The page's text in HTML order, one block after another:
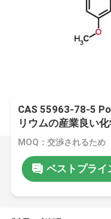
CAS 55963-78-5
リウムの産業良い
MOQ：交渉されるため
ベストプライ